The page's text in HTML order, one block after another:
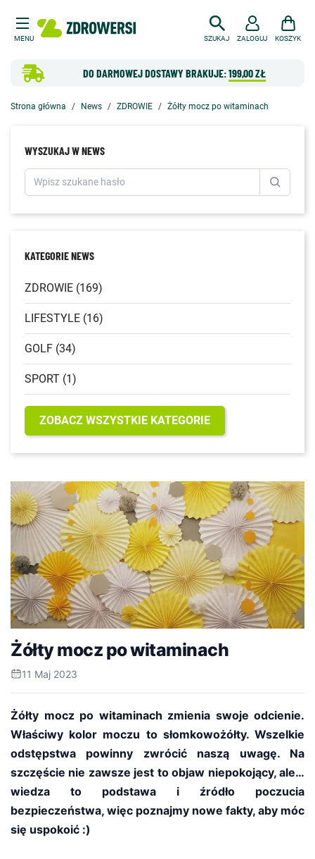
MENU SZUKAJ
DO DARMOWEJ DOSTAWY BRAKUJE:199,00 ZŁ
ZALOGUJ KOSZYK
Strona główna News ZDROWIE Żółty mocz po witaminach
WYSZUKAJ W NEWS
KATEGORIE NEWS
ZDROWIE (169)
LIFESTYLE (16)
GOLF (34)
SPORT (1)
ZOBACZ WSZYSTKIE KATEGORIE
Żółty mocz po witaminach
11 Maj 2023
Żółty mocz po witaminach zmienia swoje odcienie.
Właściwy kolor moczu to słomkowożółty. Wszelkie
odstępstwa powinny zwrócić naszą uwagę. Na
szczęście nie zawsze jest to objaw niepokojący, ale…
wiedza to podstawa i źródło poczucia
bezpieczeństwa, więc poznajmy nowe fakty, aby móc
się uspokoić :)